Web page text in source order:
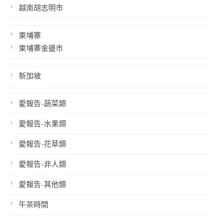
越南胡志明市
柬埔寨
柬埔寨金邊市
新加坡
愛報告-蔬菜類
愛報告-水果類
愛報告-花草類
愛報告-非人類
愛報告-其他類
午茶時間